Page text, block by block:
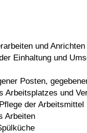
und
Einhaltung und
Posten,
Arbeitsplatzes und
der Arbeitsmittel
Arbeiten